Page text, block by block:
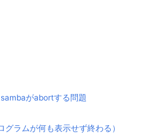
がabortする問題
ラムが何も表示せず終わる）